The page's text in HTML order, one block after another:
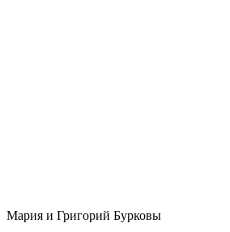
Мария и Григорий Бурковы